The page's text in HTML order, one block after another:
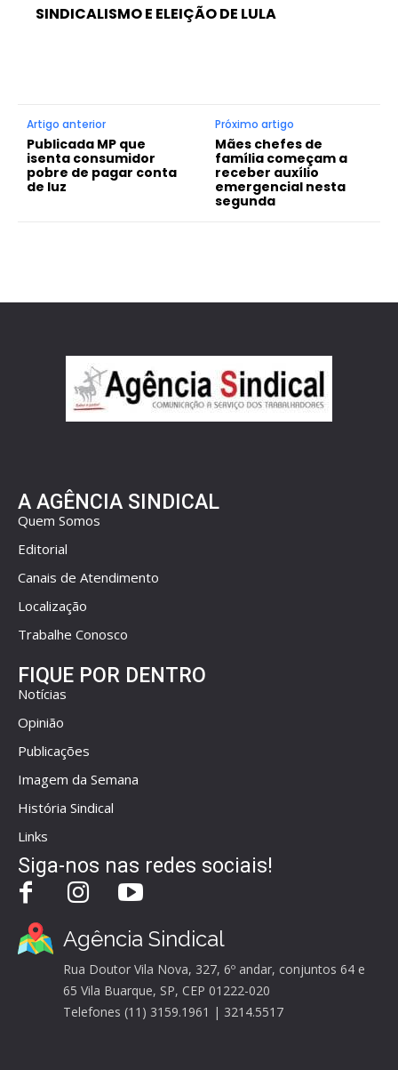
SINDICALISMO E ELEIÇÃO DE LULA
Artigo anterior
Publicada MP que
isenta consumidor
pobre de pagar conta
de luz
Próximo artigo
Mães chefes de
família começam a
receber auxílio
emergencial nesta
segunda
A AGÊNCIA SINDICAL
Quem Somos
Editorial
Canais de Atendimento
Localização
Trabalhe Conosco
FIQUE POR DENTRO
Notícias
Opinião
Publicações
Imagem da Semana
História Sindical
Links
Siga-nos nas redes sociais!
Agência Sindical
Rua Doutor Vila Nova, 327, 6º andar, conjuntos 64 e
65 Vila Buarque, SP, CEP 01222-020
Telefones (11) 3159.1961 | 3214.5517